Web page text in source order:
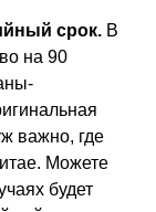
срок. В
на 90
важно, где
Можете
будет